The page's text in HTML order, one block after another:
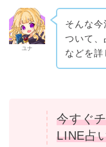
ユナ
そんな
ついて、
などを詳
今すぐ
LINE占